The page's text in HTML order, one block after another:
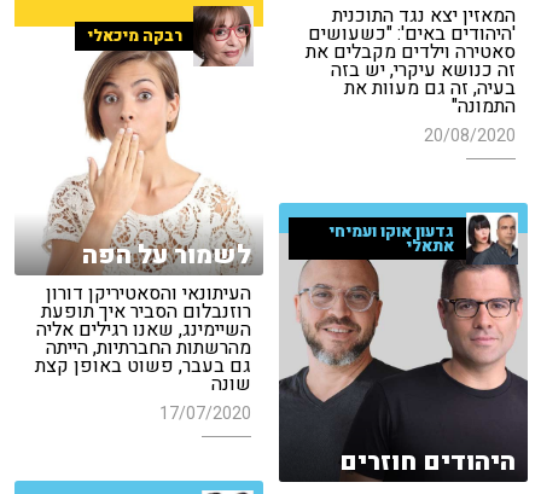
המאזין יצא נגד התוכנית
'היהודים באים': "כשעושים
סאטירה וילדים מקבלים את
זה כנושא עיקרי, יש בזה
בעיה, זה גם מעוות את
התמונה"
20/08/2020
רבקה מיכאלי
לשמור על הפה
העיתונאי והסאטיריקן דורון
רוזנבלום הסביר איך תופעת
השיימינג, שאנו רגילים אליה
מהרשתות החברתיות, הייתה
גם בעבר, פשוט באופן קצת
שונה
17/07/2020
גדעון אוקו ועמיחי
אתאלי
היהודים חוזרים